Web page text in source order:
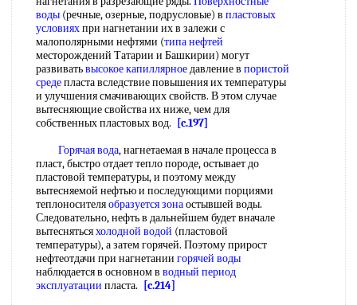
воды (речные, озерные, подрусловые) в пластовых
условияхпри нагнетании их в залежи с
малополярными нефтями (типа нефтей
месторождений Татарии и Башкирии) могут
развиватьвысокое капиллярноедавление в пористой
средепласта вследствие повышения их температуры
и улучшения смачивающих свойств. В этом случае
вытесняющие свойства их ниже, чем для
собственных пластовых вод.
[c.197]
Горячая вода, нагнетаемая в начале процесса в
пласт, быстро отдает тепло породе, остывает до
пластовой температуры, и поэтому между
вытесняемой нефтью и последующими порциями
теплоносителяобразуется зонаостывшей воды.
Следовательно, нефть в дальнейшем будет вначале
вытеснятьсяхолодной водой (пластовой
температуры), а затем горячей. Поэтому прирост
нефтеотдачи при нагнетании горячей воды
наблюдается в основном в водный период
эксплуатации пласта.
[c.214]